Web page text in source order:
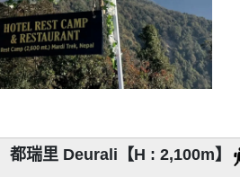
都瑞里 Deurali【H : 2,100m】